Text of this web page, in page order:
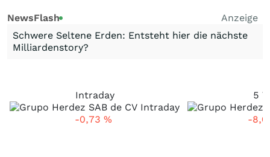
NewsFlash
Anzeige
Schwere Seltene Erden: Entsteht hier die nächste
Milliardenstory?
Intraday
-0,73 %
5
-